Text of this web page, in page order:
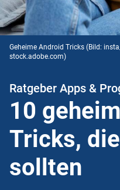
Geheime Android Tricks (Bild:
stock.adobe.com)
Ratgeber Apps &
10
Tricks,
sollten